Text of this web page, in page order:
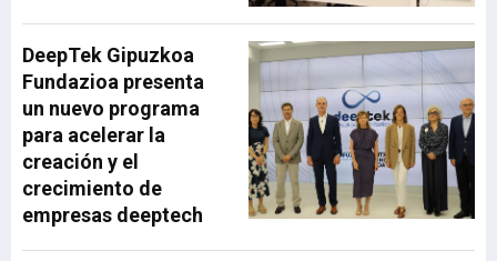
(Adype) ha celebrado un
encuentro con Alberto
García Erauzkin,
expresidente de Euskaltel,
bajo el título ‘Euskaltel:
construir, negociar y
decidir en una compañía
estratégica’. Durante su
intervención, el directivo
ha repasado la evolución
DeepTek Gipuzkoa
Fundazioa presenta
un nuevo programa
para acelerar la
creación y el
crecimiento de
empresas deeptech